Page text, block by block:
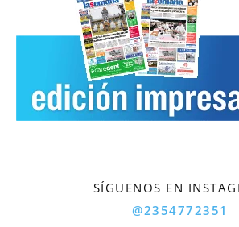
SÍGUENOS EN
@2354772351